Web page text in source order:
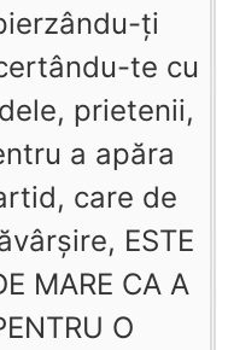
ţi
te cu
prietenii,
a apăra
care de
ESTE
MARE CA A
O